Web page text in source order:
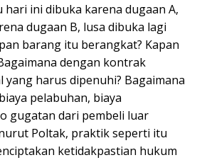
hari ini dibuka karena dugaan A,
dugaan B, lusa dibuka lagi
barang itu berangkat? Kapan
dengan kontrak
harus dipenuhi? Bagaimana
pelabuhan, biaya
gugatan dari pembeli luar
Poltak, praktik seperti itu
ketidakpastian hukum